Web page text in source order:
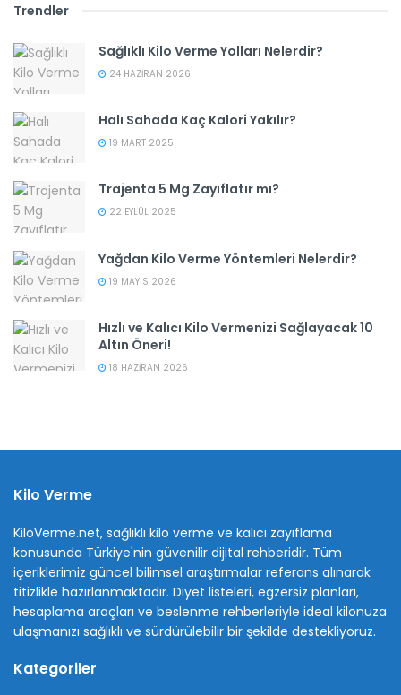
Trendler
Sağlıklı Kilo Verme Yolları Nelerdir?
24 HAZIRAN 2026
Halı Sahada Kaç Kalori Yakılır?
19 MART 2025
Trajenta 5 Mg Zayıflatır mı?
22 EYLÜL 2025
Yağdan Kilo Verme Yöntemleri Nelerdir?
19 MAYIS 2026
Hızlı ve Kalıcı Kilo Vermenizi Sağlayacak 10
Altın Öneri!
18 HAZIRAN 2026
Kilo Verme
KiloVerme.net, sağlıklı kilo verme ve kalıcı zayıflama
konusunda Türkiye'nin güvenilir dijital rehberidir. Tüm
içeriklerimiz güncel bilimsel araştırmalar referans alınarak
titizlikle hazırlanmaktadır. Diyet listeleri, egzersiz planları,
hesaplama araçları ve beslenme rehberleriyle ideal kilonuza
ulaşmanızı sağlıklı ve sürdürülebilir bir şekilde destekliyoruz.
Kategoriler